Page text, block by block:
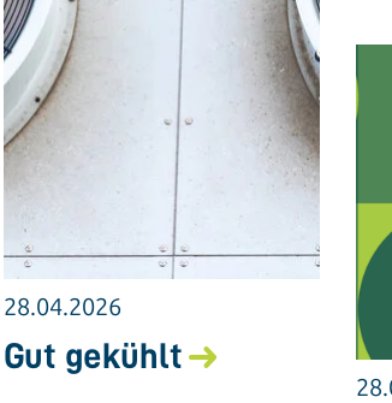
28.04.2026
Gut gekühlt